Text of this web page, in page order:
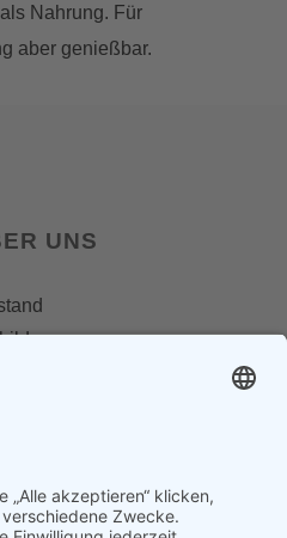
Nahrung. Für
aber genießbar.
UNS